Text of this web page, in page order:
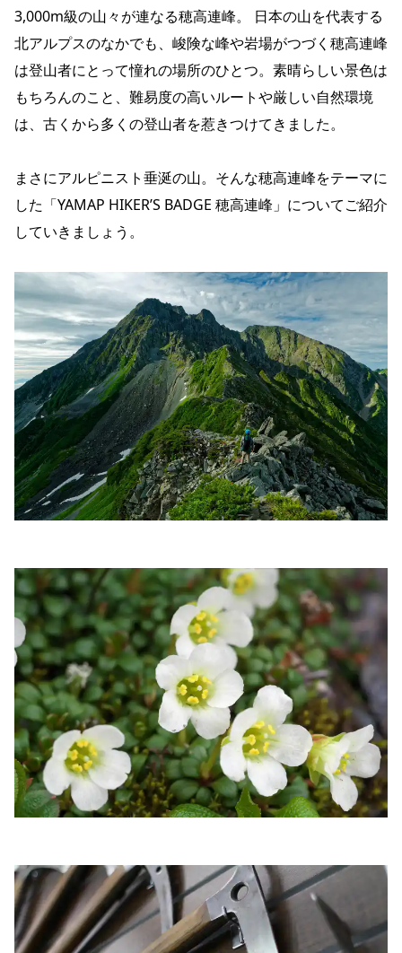
3,000m級の山々が連なる穂高連峰。 日本の山を代表する
北アルプスのなかでも、峻険な峰や岩場がつづく穂高連峰
は登山者にとって憧れの場所のひとつ。素晴らしい景色は
もちろんのこと、難易度の高いルートや厳しい自然環境
は、古くから多くの登山者を惹きつけてきました。
まさにアルピニスト垂涎の山。そんな穂高連峰をテーマに
した「YAMAP HIKER’S BADGE 穂高連峰」についてご紹介
していきましょう。